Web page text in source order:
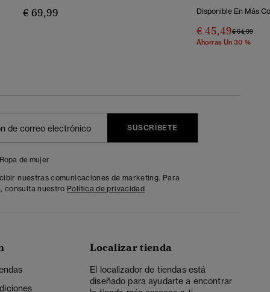
€ 69,99 Disponible En Más
€ 45,49Precio
€ 64,99A
Ahorras Un 30 %
SUSCRÍBETE
de mujer
nuestras comunicaciones de marketing. Para
consulta nuestro Política de privacidad
Localizar tienda
El localizador de tiendas está
diseñado para ayudarte a encontrar